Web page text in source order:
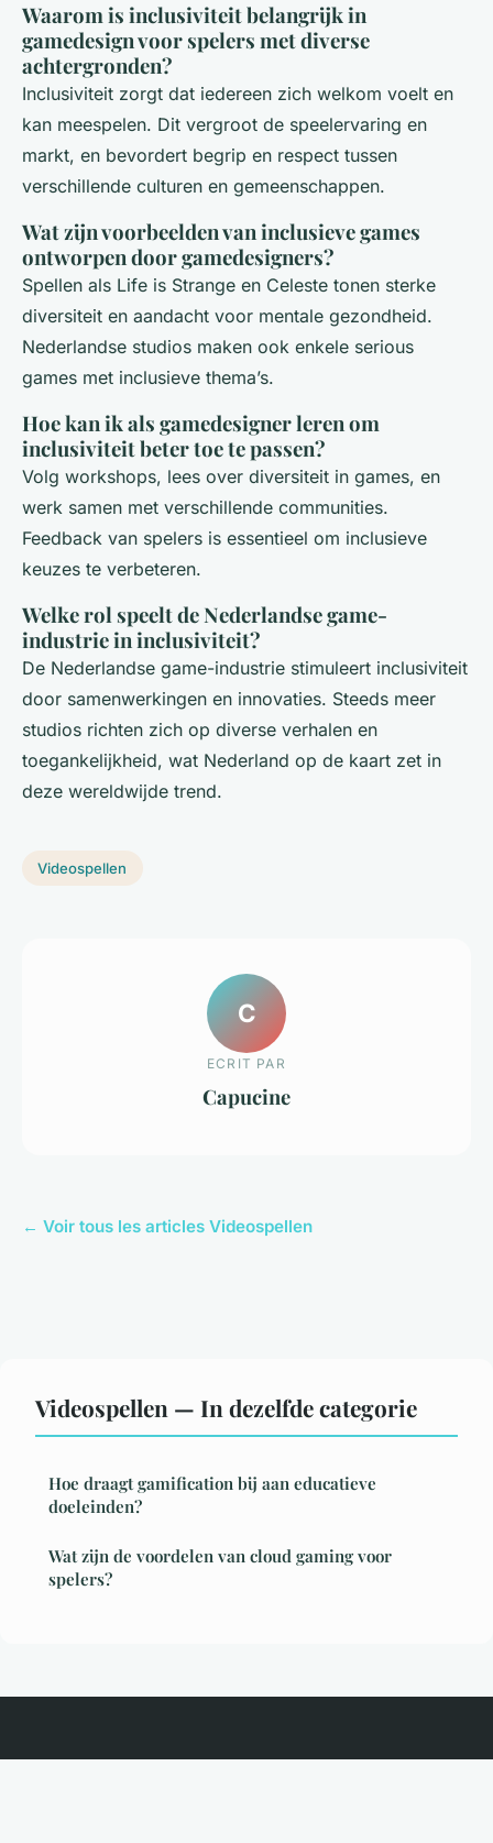
Waarom is inclusiviteit belangrijk in
gamedesign voor spelers met diverse
achtergronden?
Inclusiviteit zorgt dat iedereen zich welkom voelt en
kan meespelen. Dit vergroot de speelervaring en
markt, en bevordert begrip en respect tussen
verschillende culturen en gemeenschappen.
Wat zijn voorbeelden van inclusieve games
ontworpen door gamedesigners?
Spellen als Life is Strange en Celeste tonen sterke
diversiteit en aandacht voor mentale gezondheid.
Nederlandse studios maken ook enkele serious
games met inclusieve thema’s.
Hoe kan ik als gamedesigner leren om
inclusiviteit beter toe te passen?
Volg workshops, lees over diversiteit in games, en
werk samen met verschillende communities.
Feedback van spelers is essentieel om inclusieve
keuzes te verbeteren.
Welke rol speelt de Nederlandse game-
industrie in inclusiviteit?
De Nederlandse game-industrie stimuleert inclusiviteit
door samenwerkingen en innovaties. Steeds meer
studios richten zich op diverse verhalen en
toegankelijkheid, wat Nederland op de kaart zet in
deze wereldwijde trend.
Videospellen
C
ECRIT PAR
Capucine
← Voir tous les articles Videospellen
Videospellen — In dezelfde categorie
Hoe draagt gamification bij aan educatieve
doeleinden?
Wat zijn de voordelen van cloud gaming voor
spelers?
Digitalekern